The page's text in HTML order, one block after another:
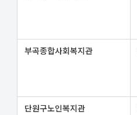
부곡종합사회복지관
단원구노인복지관